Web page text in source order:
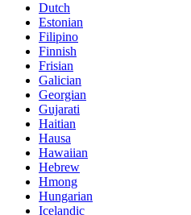
Dutch
Estonian
Filipino
Finnish
Frisian
Galician
Georgian
Gujarati
Haitian
Hausa
Hawaiian
Hebrew
Hmong
Hungarian
Icelandic